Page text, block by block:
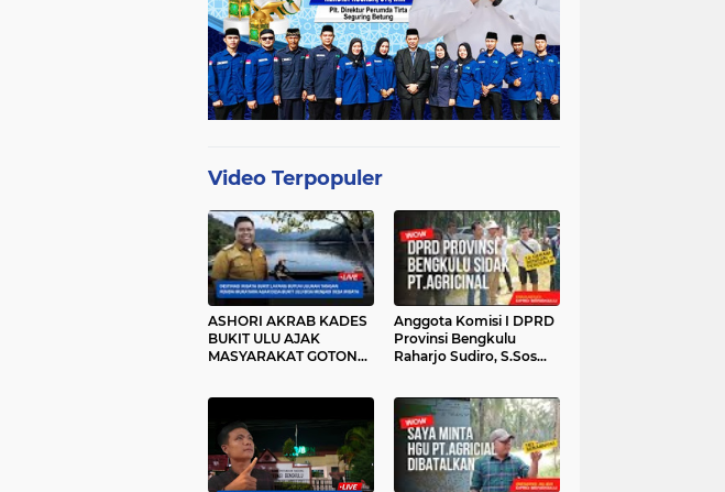
Video Terpopuler
ASHORI AKRAB KADES
BUKIT ULU AJAK
MASYARAKAT GOTONG
Anggota Komisi I DPRD
Provinsi Bengkulu
Raharjo Sudiro, S.Sos